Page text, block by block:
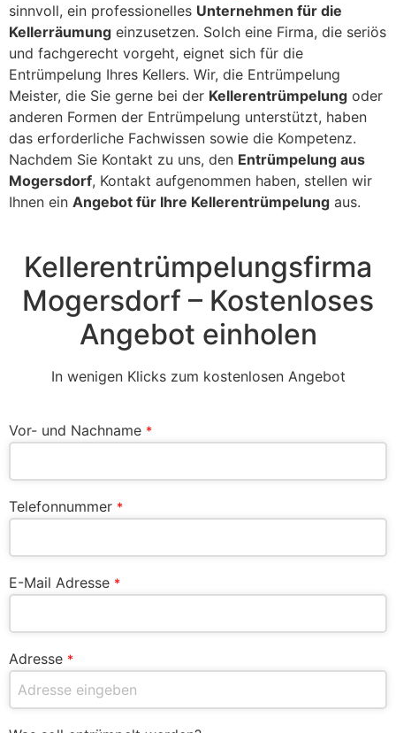
sinnvoll, ein professionelles Unternehmen für die
Kellerräumung einzusetzen. Solch eine Firma, die seriös
und fachgerecht vorgeht, eignet sich für die
Entrümpelung Ihres Kellers. Wir, die Entrümpelung
Meister, die Sie gerne bei der Kellerentrümpelung oder
anderen Formen der Entrümpelung unterstützt, haben
das erforderliche Fachwissen sowie die Kompetenz.
Nachdem Sie Kontakt zu uns, den Entrümpelung aus
Mogersdorf, Kontakt aufgenommen haben, stellen wir
Ihnen ein Angebot für Ihre Kellerentrümpelung aus.
Kellerentrümpelungsfirma
Mogersdorf – Kostenloses
Angebot einholen
In wenigen Klicks zum kostenlosen Angebot
Vor- und Nachname *
Telefonnummer *
E-Mail Adresse *
Adresse *